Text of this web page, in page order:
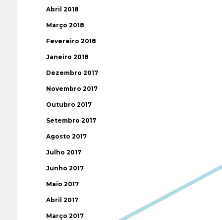
Abril 2018
Março 2018
Fevereiro 2018
Janeiro 2018
Dezembro 2017
Novembro 2017
Outubro 2017
Setembro 2017
Agosto 2017
Julho 2017
Junho 2017
Maio 2017
Abril 2017
Março 2017